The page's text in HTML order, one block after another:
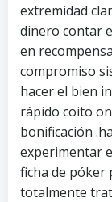
extremidad
dinero contar
en
compromiso
hacer el bien
rápido coito
bonificación
experimentar
ficha de póker
totalmente